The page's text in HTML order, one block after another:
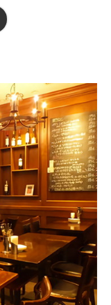
おります。
はお電話にてお願い